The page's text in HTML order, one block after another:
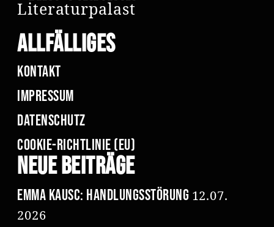
Allfälliges
Kontakt
Impressum
Datenschutz
Cookie-Richtlinie (EU)
Neue Beiträge
Emma Kausc: Handlungsstörung 12.07.
2026